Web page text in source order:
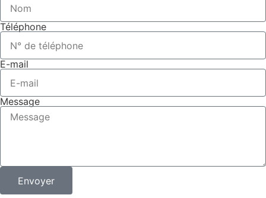
Téléphone
E-mail
Message
Envoyer